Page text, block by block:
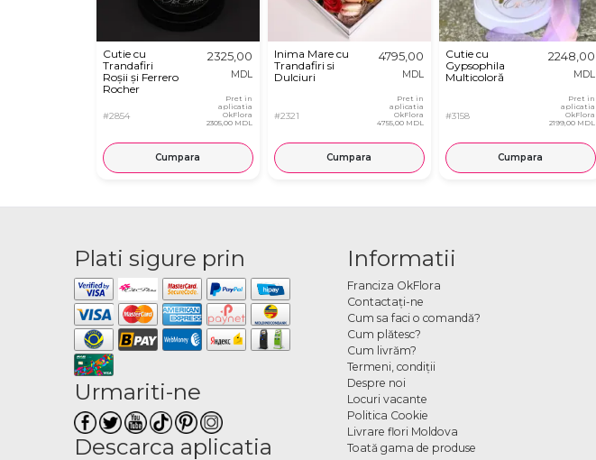
Cutie cu
Trandafiri
Roșii și Ferrero
Rocher
#2854
2325,00
MDL
Pret in
aplicatia
OkFlora
2305,00 MDL
Cumpara
Inima Mare cu
Trandafiri si
Dulciuri
#2321
4795,00
MDL
Pret in
aplicatia
OkFlora
4755,00 MDL
Cumpara
Cutie cu
Gypsophila
Multicoloră
#3158
2248,00
MDL
Pret in
aplicatia
OkFlora
2199,00 MDL
Cumpara
Plati sigure prin
Urmariti-ne
Descarca aplicatia
Informatii
Franciza OkFlora
Contactaţi-ne
Cum sa faci o comandă?
Cum plătesc?
Cum livrăm?
Termeni, condiţii
Despre noi
Locuri vacante
Politica Cookie
Livrare flori Moldova
Toată gama de produse